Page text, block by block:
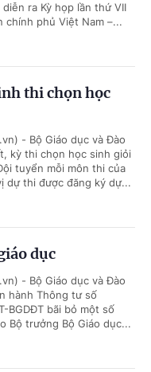
diễn ra Kỳ họp lần thứ VII
chính phủ Việt Nam –...
thi chọn học
- Bộ Giáo dục và Đào
kỳ thi chọn học sinh giỏi
tuyển mỗi môn thi của
dự thi được đăng ký dự...
dục
- Bộ Giáo dục và Đào
hành Thông tư số
BGDĐT bãi bỏ một số
Bộ trưởng Bộ Giáo dục...